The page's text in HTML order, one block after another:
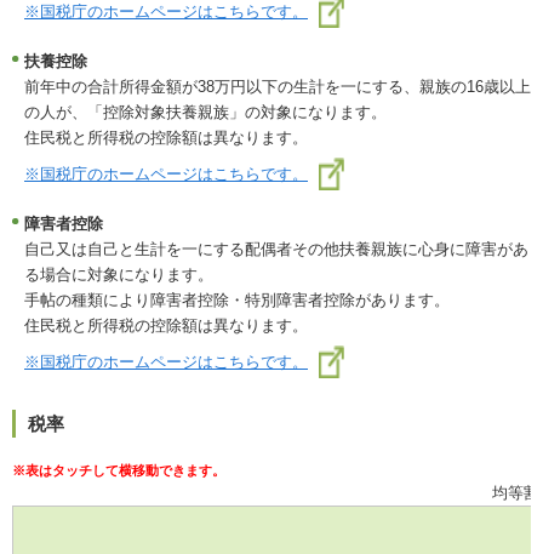
※国税庁のホームページはこちらです。
扶養控除
前年中の合計所得金額が38万円以下の生計を一にする、親族の16歳以上
の人が、「控除対象扶養親族」の対象になります。
住民税と所得税の控除額は異なります。
※国税庁のホームページはこちらです。
障害者控除
自己又は自己と生計を一にする配偶者その他扶養親族に心身に障害があ
る場合に対象になります。
手帖の種類により障害者控除・特別障害者控除があります。
住民税と所得税の控除額は異なります。
※国税庁のホームページはこちらです。
税率
均等割